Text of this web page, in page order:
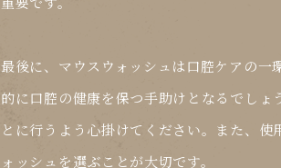
最後に、マウスウォッシュは口腔ケアの
的に口腔の健康を保つ手助けとなるでし
とに行うよう心掛けてください。また、
ォッシュを選ぶことが大切です。